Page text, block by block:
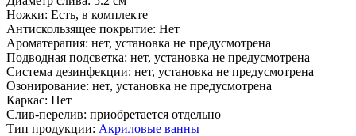
Ножки: Есть, в комплекте
Антискользящее покрытие: Нет
Ароматерапия: нет, установка не предусмотрена
Подводная подсветка: нет, установка не предусмотрена
Система дезинфекции: нет, установка не предусмотрена
Озонирование: нет, установка не предусмотрена
Каркас: Нет
Слив-перелив: приобретается отдельно
Тип продукции: Акриловые ванны